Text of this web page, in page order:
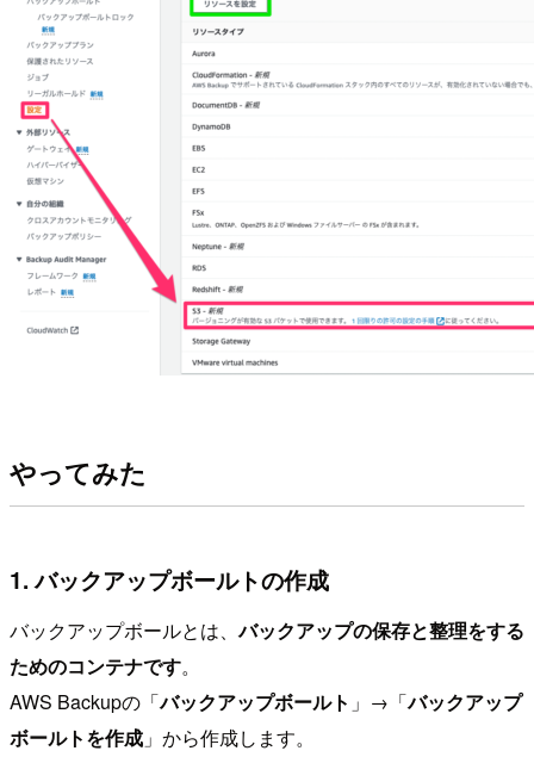
やってみた
1. バックアップボールトの作成
バックアップボールとは、バックアップの保存と整理をする
ためのコンテナです。
AWS Backupの「バックアップボールト 」→「バックアップ
ボールトを作成 」から作成します。